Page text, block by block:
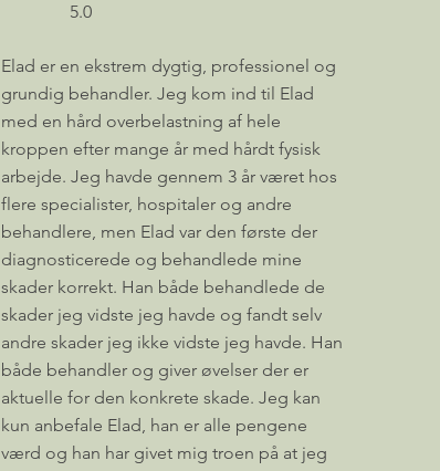
5.0
Elad er en ekstrem dygtig, professionel og
grundig behandler. Jeg kom ind til Elad
med en hård overbelastning af hele
kroppen efter mange år med hårdt fysisk
arbejde. Jeg havde gennem 3 år været hos
flere specialister, hospitaler og andre
behandlere, men Elad var den første der
diagnosticerede og behandlede mine
skader korrekt. Han både behandlede de
skader jeg vidste jeg havde og fandt selv
andre skader jeg ikke vidste jeg havde. Han
både behandler og giver øvelser der er
aktuelle for den konkrete skade. Jeg kan
kun anbefale Elad, han er alle pengene
værd og han har givet mig troen på at jeg